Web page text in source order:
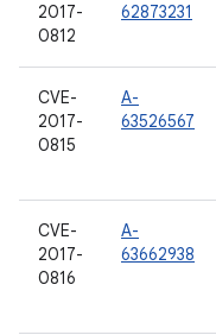
2017-
0812
62873231
CVE-
2017-
0815
A-
63526567
CVE-
2017-
0816
A-
63662938